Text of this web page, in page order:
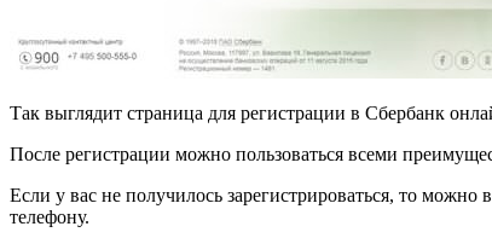
Так выглядит страница для регистрации в Сбербанк
После регистрации можно пользоваться всеми
Если у вас не получилось зарегистрироваться, то
телефону.